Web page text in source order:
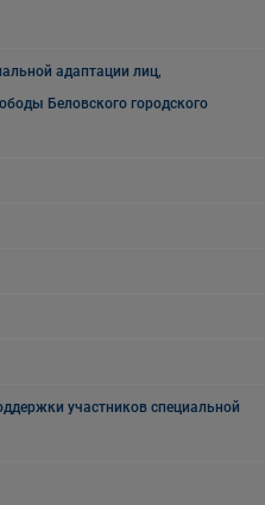
адаптации лиц,
Беловского городского
участников специальной